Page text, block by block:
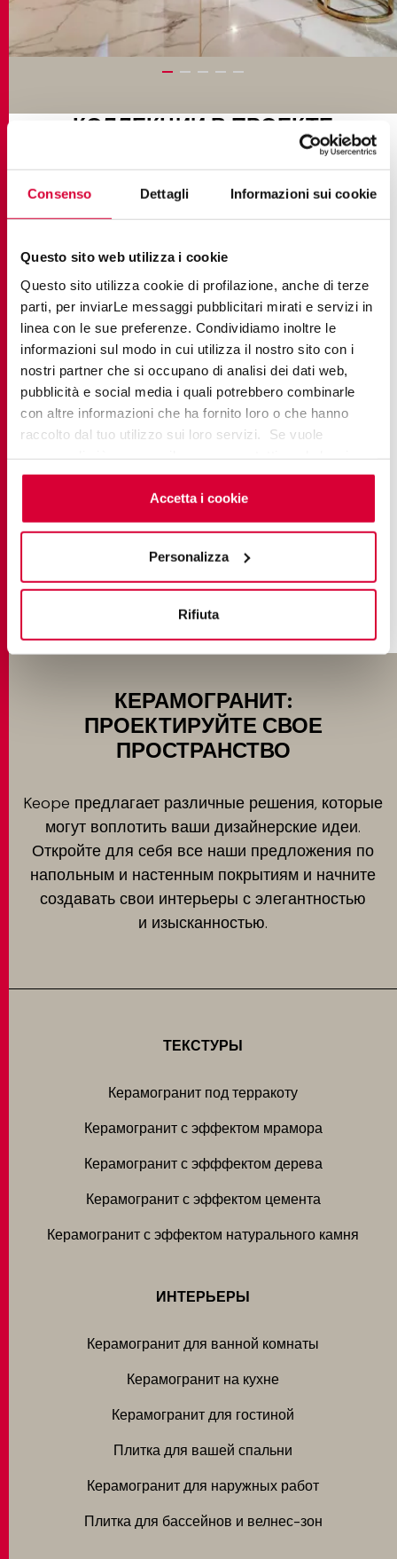
Consenso Dettagli Informazioni sui cookie
Questo sito web utilizza i cookie
Questo sito utilizza cookie di profilazione, anche di terze
parti, per inviarLe messaggi pubblicitari mirati e servizi in
linea con le sue preferenze. Condividiamo inoltre le
informazioni sul modo in cui utilizza il nostro sito con i
nostri partner che si occupano di analisi dei dati web,
pubblicità e social media i quali potrebbero combinarle
con altre informazioni che ha fornito loro o che hanno
raccolto dal tuo utilizzo sui loro servizi. Se vuole
cookieclicchi qui. Il consenso può essere espresso
cliccando sul tasto “Accetta i cookie”. Se non vuole i
cookie di profilazione può negare il consenso sul tasto
Accetta i cookie
Personalizza
Rifiuta
КОЛЛЕКЦИИ В ПРОЕКТЕ
ELEMENTS LUX
КЕРАМОГРАНИТ:
ПРОЕКТИРУЙТЕ СВОЕ
ПРОСТРАНСТВО
Keope предлагает различные решения, которые
могут воплотить ваши дизайнерские идеи.
Откройте для себя все наши предложения по
напольным и настенным покрытиям и начните
создавать свои интерьеры с элегантностью
и изысканностью.
ТЕКСТУРЫ
Керамогранит под терракоту
Керамогранит с эффектом мрамора
Керамогранит с эфффектом дерева
Керамогранит с эффектом цемента
Керамогранит с эффектом натурального камня
ИНТЕРЬЕРЫ
Керамогранит для ванной комнаты
Керамогранит на кухне
Керамогранит для гостиной
Плитка для вашей спальни
Керамогранит для наружных работ
Плитка для бассейнов и велнес-зон